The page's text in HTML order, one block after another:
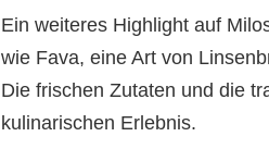
Ein weiteres Highlight auf
wie Fava, eine Art von
Die frischen Zutaten und die
kulinarischen Erlebnis.